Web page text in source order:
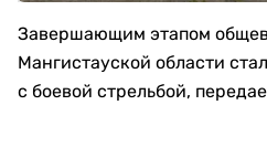
Завершающим этапом
Мангистауской области
с боевой стрельбой,